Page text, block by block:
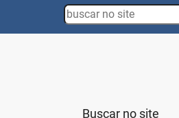
Search
Buscar no site